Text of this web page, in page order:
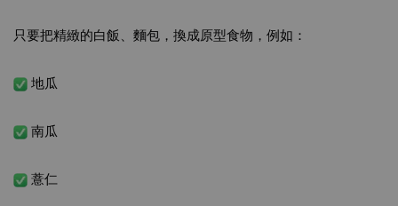
只要把精緻的白飯、麵包，換成原型食物，例如：
地瓜
南瓜
薏仁